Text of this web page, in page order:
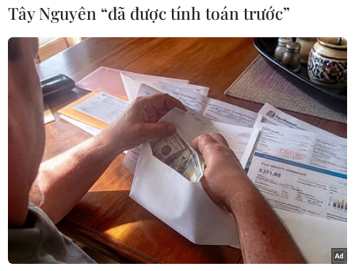
#Virus H5N1 #Dịch cúm gia cầm
#H1N1
#Chim hoang dã
Theo dõi VietnamPlus
Tây Nguyên “đã được tính toán trước”